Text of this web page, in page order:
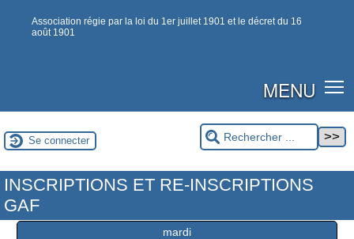
Association régie par la loi du 1er juillet 1901 et le décret du 16
août 1901
MENU
Se connecter
INSCRIPTIONS ET RE-INSCRIPTIONS
GAF
mardi